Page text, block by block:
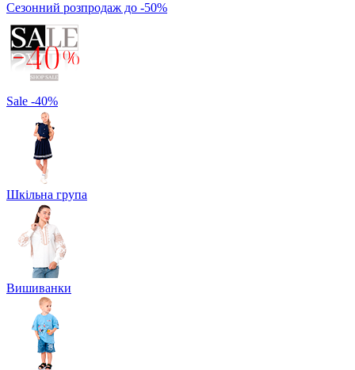
Сезонний розпродаж до -50%
Sale -40%
Шкільна група
Вишиванки